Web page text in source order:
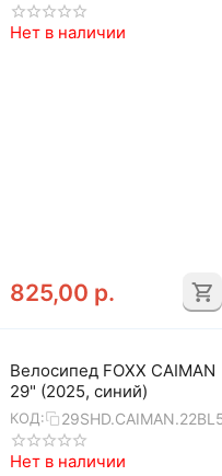
Нет в наличии
825,00 р.
Велосипед FOXX CAIMAN
29" (2025, синий)
КОД:
Нет в наличии